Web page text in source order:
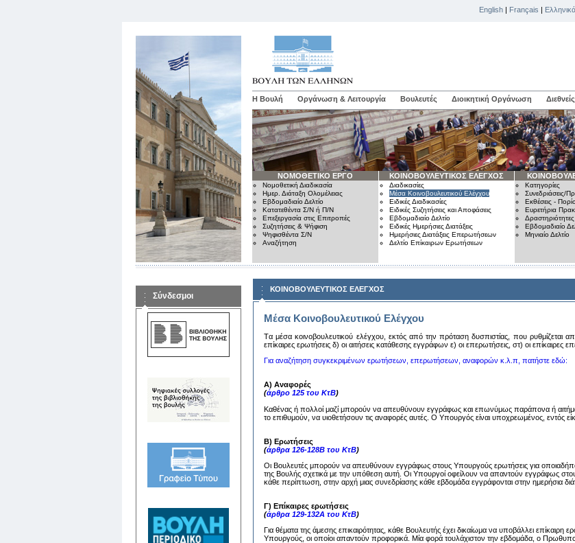
English | Français | Ελληνικά
Η Βουλή Οργάνωση & Λειτουργία Βουλευτές Διοικητική Οργάνωση
ΝΟΜΟΘΕΤΙΚΟ ΕΡΓΟ
Νομοθετική Διαδικασία
Ημερ. Διάταξη Ολομέλειας
Εβδομαδιαίο Δελτίο
Κατατεθέντα Σ/Ν ή Π/Ν
Επεξεργασία στις Επιτροπές
Συζητήσεις & Ψήφιση
Ψηφισθέντα Σ/Ν
Αναζήτηση
ΚΟΙΝΟΒΟΥΛΕΥΤΙΚΟΣ ΕΛΕΓΧΟΣ
Διαδικασίες
Μέσα Κοινοβουλευτικού Ελέγχου
Ειδικές Διαδικασίες
Ειδικές Συζητήσεις και Αποφάσεις
Εβδομαδιαίο Δελτίο
Ειδικές Ημερήσιες Διατάξεις
Ημερήσιες Διατάξεις Επερωτήσεων
Δελτίο Επίκαιρων Ερωτήσεων
Κατηγορίες
Συνεδριάσεις/
Εκθέσεις -
Ευρετήρια
Δραστηριότητες
Εβδομαδιαίο
Μηνιαίο Δελτίο
Σύνδεσμοι
ΚΟΙΝΟΒΟΥΛΕΥΤΙΚΟΣ ΕΛΕΓΧΟΣ
Μέσα Κοινοβουλευτικού Ελέγχου
Tα μέσα κoινoβoυλευτικoύ ελέγχoυ, εκτός από την πρόταση δυσπιστίας, πoυ ρυθμίζεται
επίκαιρες ερωτήσεις δ) oι αιτήσεις κατάθεσης εγγράφων ε) oι επερωτήσεις, στ) oι επίκαιρες
Για αναζήτηση συγκεκριμένων ερωτήσεων, επερωτήσεων, αναφορών κ.λ.π, πατήστε εδώ:
Α) Αναφορές
(άρθρο 125 του ΚτΒ)
Καθένας ή πολλοί μαζί μπορούν να απευθύνουν εγγράφως και επωνύμως παράπονα ή
το επιθυμούν, να υιοθετήσουν τις αναφορές αυτές. Ο Υπουργός είναι υποχρεωμένος, εντός
Β) Ερωτήσεις
(άρθρα 126-128Β του ΚτΒ)
Οι Βουλευτές μπορούν να απευθύνουν εγγράφως στους Υπουργούς ερωτήσεις για
της Βουλής σχετικά με την υπόθεση αυτή. Οι Υπουργοί οφείλουν να απαντούν εγγράφως
κάθε περίπτωση, στην αρχή μιας συνεδρίασης κάθε εβδομάδα εγγράφονται στην ημερήσια
Γ) Επίκαιρες ερωτήσεις
(άρθρα 129-132Α του ΚτΒ)
Για θέματα της άμεσης επικαιρότητας, κάθε Βουλευτής έχει δικαίωμα να υποβάλλει
Υπουργούς, οι οποίοι απαντούν προφορικά. Μία φορά τουλάχιστον την εβδομάδα, ο